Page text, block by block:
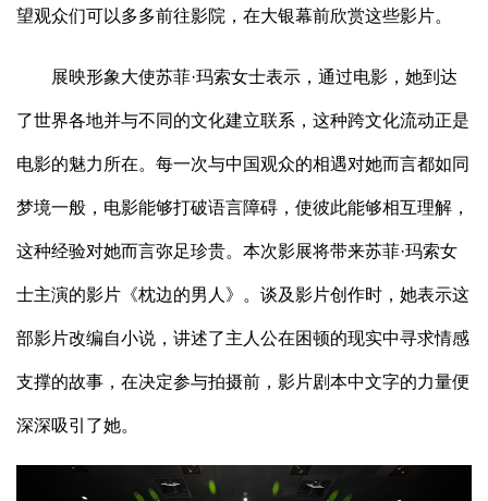
望观众们可以多多前往影院，在大银幕前欣赏这些影片。
展映形象大使苏菲·玛索女士表示，通过电影，她到达
了世界各地并与不同的文化建立联系，这种跨文化流动正是
电影的魅力所在。每一次与中国观众的相遇对她而言都如同
梦境一般，电影能够打破语言障碍，使彼此能够相互理解，
这种经验对她而言弥足珍贵。本次影展将带来苏菲·玛索女
士主演的影片《枕边的男人》。谈及影片创作时，她表示这
部影片改编自小说，讲述了主人公在困顿的现实中寻求情感
支撑的故事，在决定参与拍摄前，影片剧本中文字的力量便
深深吸引了她。